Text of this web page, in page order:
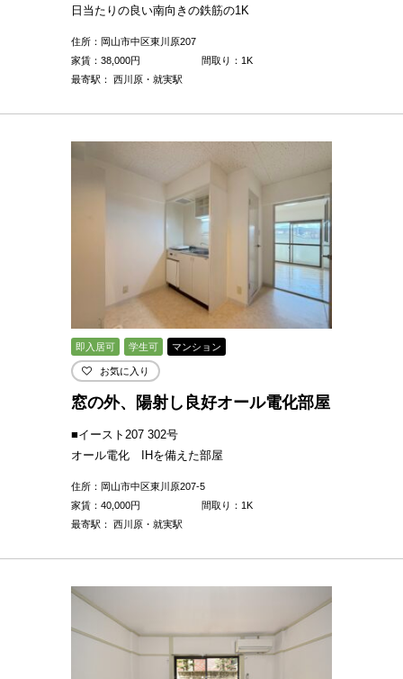
日当たりの良い南向きの鉄筋の1K
住所：岡山市中区東川原207
家賃： 38,000円
間取り：1K
最寄駅： 西川原・就実駅
即入居可 学生可 マンション
お気に入り
窓の外、陽射し良好オール電化部屋
■イースト207 302号
オール電化 IHを備えた部屋
住所：岡山市中区東川原207-5
家賃： 40,000円
間取り：1K
最寄駅： 西川原・就実駅